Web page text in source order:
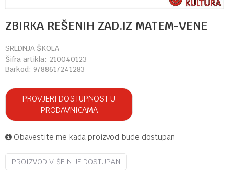
ZBIRKA REŠENIH ZAD.IZ MATEM-VENE
SREDNJA ŠKOLA
Šifra artikla: 210040123
Barkod: 9788617241283
PROVJERI DOSTUPNOST U
PRODAVNICAMA
Obavestite me kada proizvod bude dostupan
PROIZVOD VIŠE NIJE DOSTUPAN